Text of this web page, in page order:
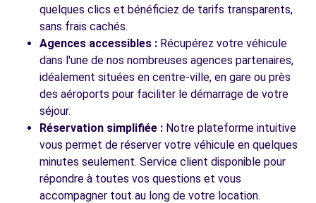
quelques clics et bénéficiez de tarifs transparents,
sans frais cachés.
Agences accessibles : Récupérez votre véhicule
dans l'une de nos nombreuses agences partenaires,
idéalement situées en centre-ville, en gare ou près
des aéroports pour faciliter le démarrage de votre
séjour.
Réservation simplifiée : Notre plateforme intuitive
vous permet de réserver votre véhicule en quelques
minutes seulement. Service client disponible pour
répondre à toutes vos questions et vous
accompagner tout au long de votre location.